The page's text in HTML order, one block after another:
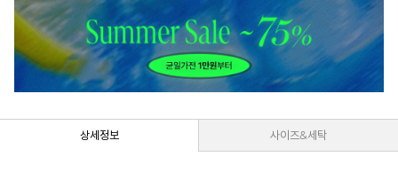
상세정보 사이즈&세탁